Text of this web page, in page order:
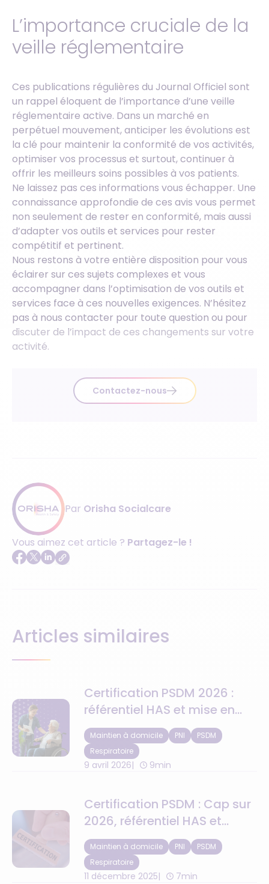
L’importance cruciale de la
veille réglementaire
Ces publications régulières du Journal Officiel sont
un rappel éloquent de l’importance d’une veille
réglementaire active. Dans un marché en
perpétuel mouvement, anticiper les évolutions est
la clé pour maintenir la conformité de vos activités,
optimiser vos processus et surtout, continuer à
offrir les meilleurs soins possibles à vos patients.
Ne laissez pas ces informations vous échapper. Une
connaissance approfondie de ces avis vous permet
non seulement de rester en conformité, mais aussi
d’adapter vos outils et services pour rester
compétitif et pertinent.
Nous restons à votre entière disposition pour vous
éclairer sur ces sujets complexes et vous
accompagner dans l’optimisation de vos outils et
services face à ces nouvelles exigences. N’hésitez
pas à nous contacter pour toute question ou pour
discuter de l’impact de ces changements sur votre
activité.
Contactez-nous
Par Orisha Socialcare
Vous aimez cet article ? Partagez-le !
Articles similaires
Certification PSDM 2026 :
référentiel HAS et mise en
conformité
Maintien à domicile PNI
PSDM
Respiratoire
9 avril 2026 9min
Certification PSDM : Cap sur
2026, référentiel HAS et
nouvelles obligations
Maintien à domicile PNI
PSDM
Respiratoire
11 décembre 2025 7min